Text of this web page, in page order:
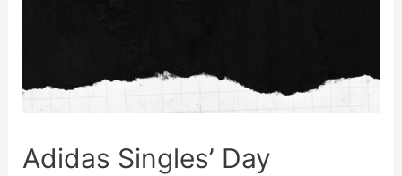
Adidas Singles’ Day